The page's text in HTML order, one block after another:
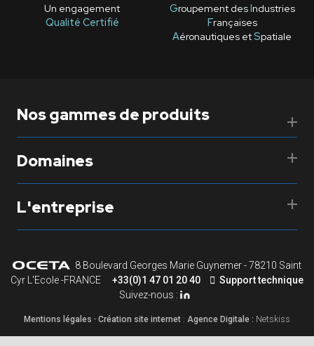
Un engagement
Qualité Certifié
Groupement desIndustries
Françaises
Aéronautiques etSpatiale
Nos gammes de produits
Domaines
L'entreprise
8 Boulevard Georges Marie Guynemer - 78210 Saint
Cyr L'Ecole -FRANCE
+33(0)1 47 01 20 40
Support technique
Suivez-nous :
Mentions légales - Création site internet : Agence Digitale : Netskiss